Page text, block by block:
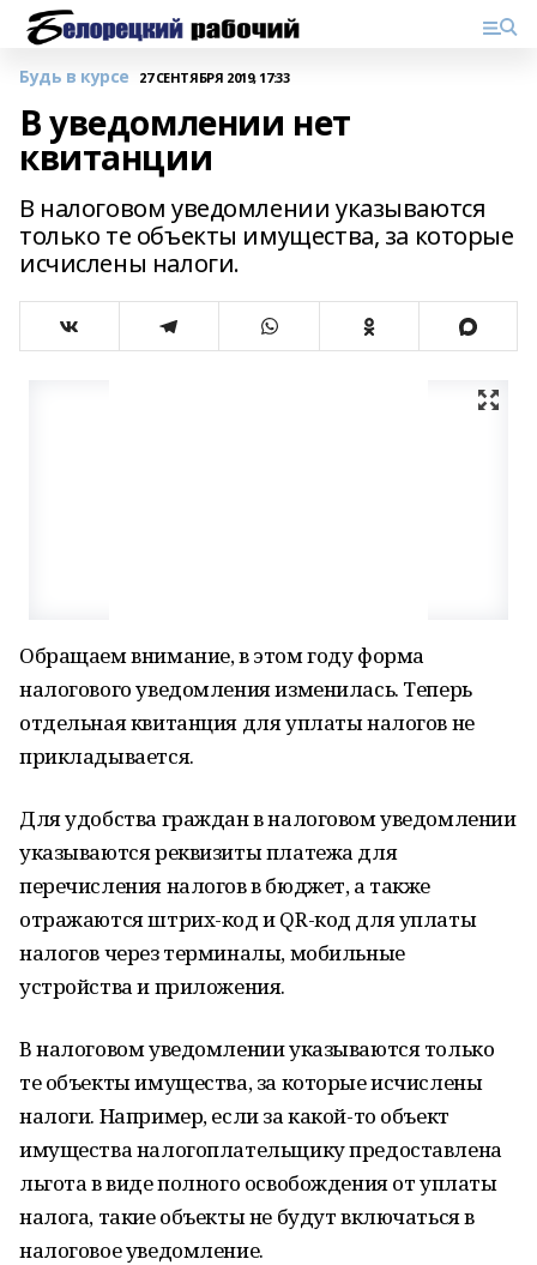
Будь в курсе 27 СЕНТЯБРЯ 2019, 17:33
В уведомлении нет
квитанции
В налоговом уведомлении указываются
только те объекты имущества, за которые
исчислены налоги.
Обращаем внимание, в этом году форма
налогового уведомления изменилась. Теперь
отдельная квитанция для уплаты налогов не
прикладывается.
Для удобства граждан в налоговом уведомлении
указываются реквизиты платежа для
перечисления налогов в бюджет, а также
отражаются штрих-код и QR-код для уплаты
налогов через терминалы, мобильные
устройства и приложения.
В налоговом уведомлении указываются только
те объекты имущества, за которые исчислены
налоги. Например, если за какой-то объект
имущества налогоплательщику предоставлена
льгота в виде полного освобождения от уплаты
налога, такие объекты не будут включаться в
налоговое уведомление.